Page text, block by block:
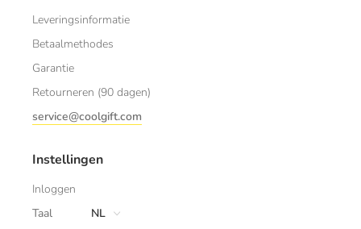
Leveringsinformatie
Betaalmethodes
Garantie
Retourneren (90 dagen)
service@coolgift.com
Instellingen
Inloggen
Taal
NL